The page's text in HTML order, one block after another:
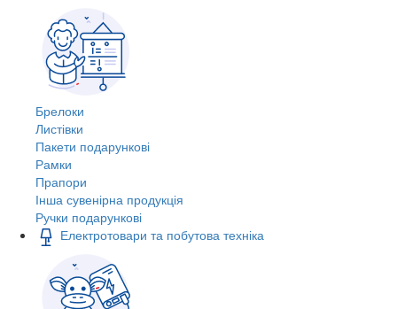
Брелоки
Листівки
Пакети подарункові
Рамки
Прапори
Інша сувенірна продукція
Ручки подарункові
Електротовари та побутова техніка